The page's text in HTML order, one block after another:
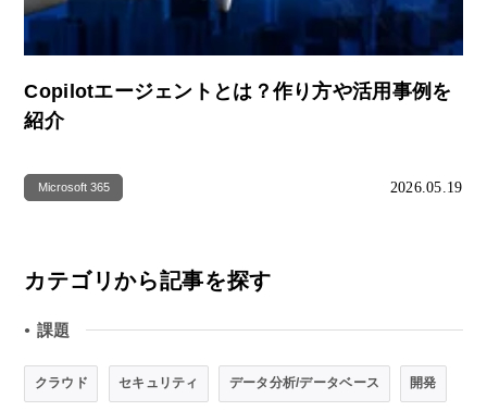
Copilotエージェントとは？作り方や活用事例を
紹介
Microsoft 365 2026.05.19
カテゴリから記事を探す
● 課題
クラウド セキュリティ データ分析/データベース 開発